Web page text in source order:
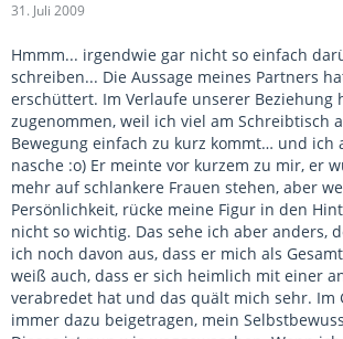
31. Juli 2009
Hmmm... irgendwie gar nicht so einfach
schreiben... Die Aussage meines Partners
erschüttert. Im Verlaufe unserer Beziehung
zugenommen, weil ich viel am Schreibtisch
Bewegung einfach zu kurz kommt… und ich
nasche :o) Er meinte vor kurzem zu mir, er
mehr auf schlankere Frauen stehen, aber
Persönlichkeit, rücke meine Figur in den
nicht so wichtig. Das sehe ich aber anders,
ich noch davon aus, dass er mich als
weiß auch, dass er sich heimlich mit einer
verabredet hat und das quält mich sehr. Im
immer dazu beigetragen, mein